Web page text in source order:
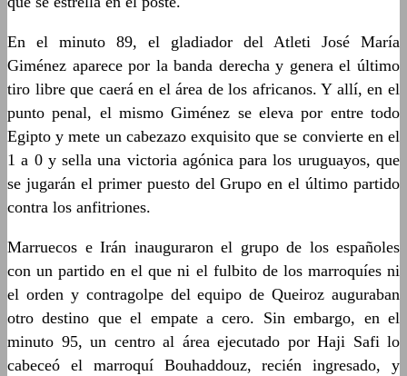
En el minuto 89, el gladiador del Atleti José María
Giménez aparece por la banda derecha y genera el último
tiro libre que caerá en el área de los africanos. Y allí, en el
punto penal, el mismo Giménez se eleva por entre todo
Egipto y mete un cabezazo exquisito que se convierte en el
1 a 0 y sella una victoria agónica para los uruguayos, que
se jugarán el primer puesto del Grupo en el último partido
contra los anfitriones.
Marruecos e Irán inauguraron el grupo de los españoles
con un partido en el que ni el fulbito de los marroquíes ni
el orden y contragolpe del equipo de Queiroz auguraban
otro destino que el empate a cero. Sin embargo, en el
minuto 95, un centro al área ejecutado por Haji Safi lo
cabeceó el marroquí Bouhaddouz, recién ingresado, y